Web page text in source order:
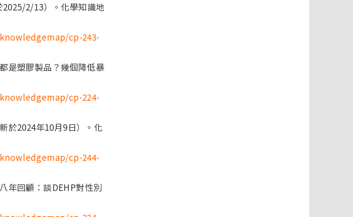
2/13）。化學知識地
cp-243-
是塑膠製品？幾個降低暴
cp-224-
於2024年10月9日）。化
cp-244-
年回顧：談DEHP對性別